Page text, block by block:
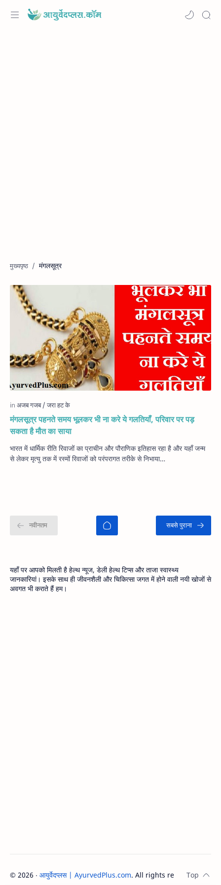
मंगलसूत्र
मंगलसूत्र पहनते समय भूलकर भी ना करे ये गलतियाँ, परिवार पर पड़
सकता है मौत का साया
भारत में धार्मिक रीति रिवाजों का प्राचीन और पौराणिक इतिहास रहा है और यहाँ जन्म
से लेकर मृत्यु तक में रस्मों रिवाजों को परंपरागत तरीके से निभाया…
यहाँ पर आपको मिलती है हेल्थ न्यूज, डेली हेल्थ टिप्स और ताजा स्वास्थ्य
जानकारियां। इसके साथ ही जीवनशैली और चिकित्सा जगत में होने वाली नयी खोजों से
अवगत भी कराते हैं हम।
© 2026 ‧ आयुर्वेदप्लस | AyurvedPlus.com. All rights reserved.